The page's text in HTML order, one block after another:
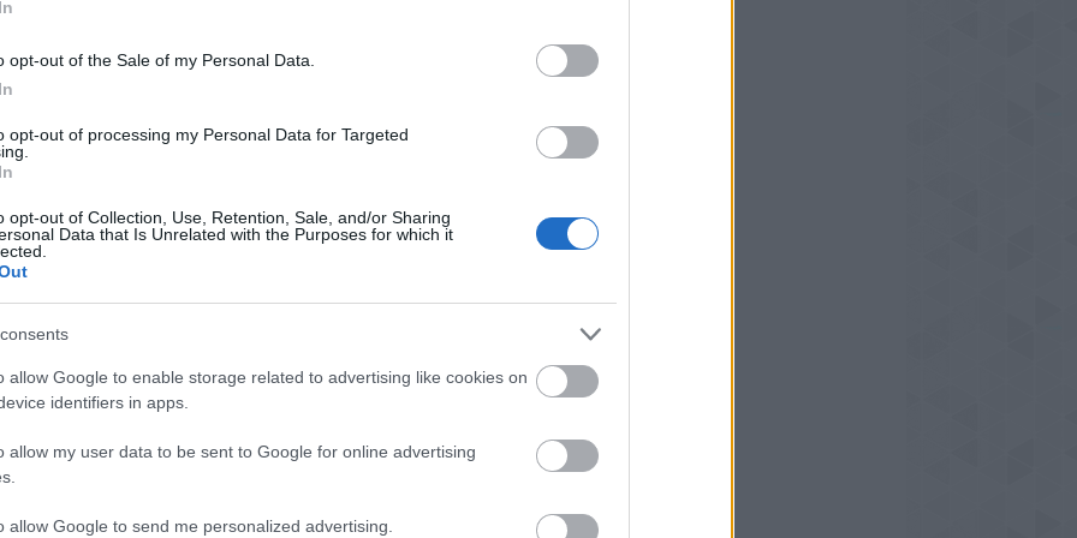
opt-out of the Sale of my Personal Data.
opt-out of processing my Personal Data for Targeted
opt-out of Collection, Use, Retention, Sale, and/or Sharing
Data that Is Unrelated with the Purposes for which it
allow Google to enable storage related to advertising like cookies on
identifiers in apps.
allow my user data to be sent to Google for online advertising
allow Google to send me personalized advertising.
álló hónapokra; benne
1. rész
TOVÁBB
Szólj hozzá!